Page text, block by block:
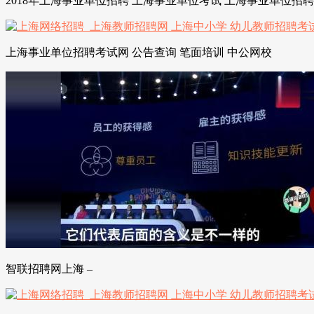
上海事业单位招聘考试网 公告查询 笔面培训 中公网校
智联招聘网上海 –